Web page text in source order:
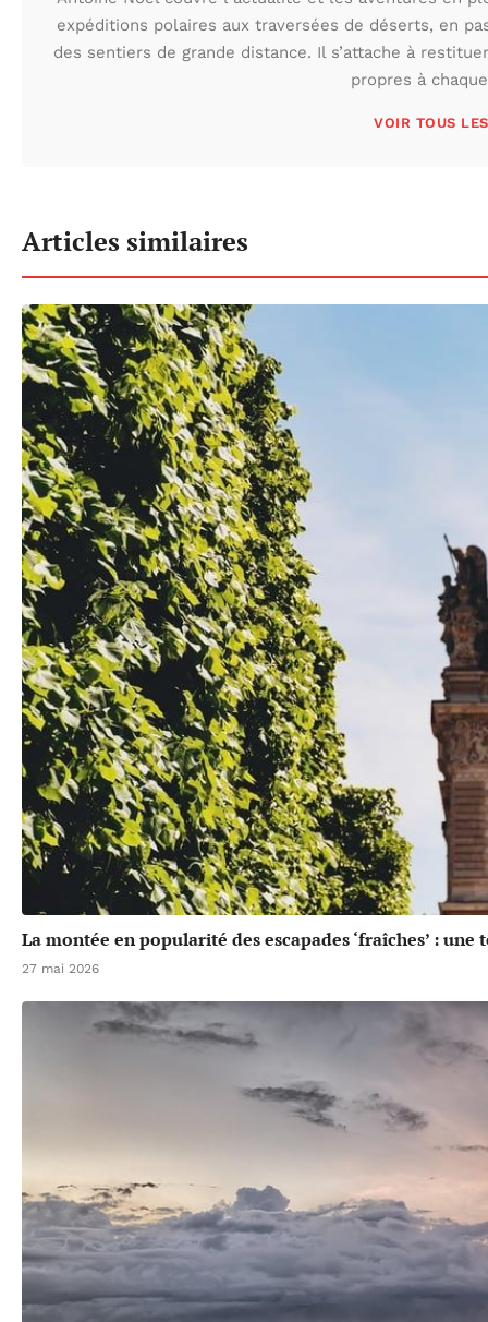
expéditions polaires aux traversées de déserts, en
des sentiers de grande distance. Il s’attache à
propres à
VOIR TOUS
Articles similaires
La montée en popularité des escapades ‘fraîches’ :
27 mai 2026